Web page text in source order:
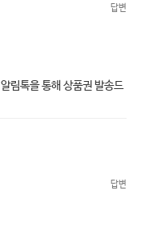
답변
림톡을 통해 상품권 발송드
답변